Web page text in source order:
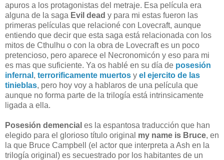
apuros a los protagonistas del metraje. Esa película era
alguna de la saga Evil dead y para mi estas fueron las
primeras películas que relacioné con Lovecraft, aunque
entiendo que decir que esta saga está relacionada con los
mitos de Cthulhu o con la obra de Lovecraft es un poco
pretencioso, pero aparece el Necronomicón y eso para mi
es mas que suficiente. Ya os hablé en su día de posesión
infernal , terrorificamente muertos y el ejercito de las
tinieblas, pero hoy voy a hablaros de una película que
aunque no forma parte de la trilogía está intrinsicamente
ligada a ella.
Posesión demencial es la espantosa traducción que han
elegido para el glorioso título original my name is Bruce, en
la que Bruce Campbell (el actor que interpreta a Ash en la
trilogía original) es secuestrado por los habitantes de un